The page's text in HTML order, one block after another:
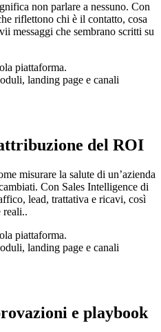
non parlare a nessuno. Con
riflettono chi è il contatto, cosa
messaggi che sembrano scritti su
piattaforma.
landing page e canali
del ROI
misurare la salute di un’azienda
Con Sales Intelligence di
lead, trattativa e ricavi, così
reali..
piattaforma.
landing page e canali
e playbook